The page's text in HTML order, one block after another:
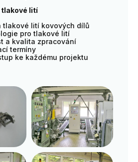
tlakové lití
tlakové lití kovových dílů
pro tlakové lití
a kvalita zpracování
termíny
ke každému projektu